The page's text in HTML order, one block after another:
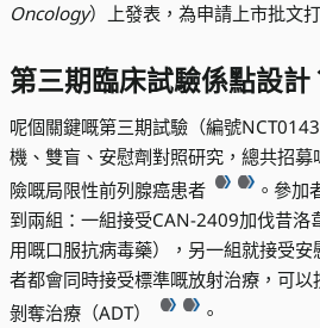
Oncology）上發表，為申請上市批文
第三期臨床試驗係點設計
呢個關鍵嘅第三期試驗（編號
機、雙盲、安慰劑對照研究，總共招
險嘅局限性前列腺癌患者
。參加
到兩組：一組接受CAN-2409加伐昔
用嘅口服抗病毒藥），另一組就接受
者都會同時接受標準嘅放射治療，可
剝奪治療（ADT）
。